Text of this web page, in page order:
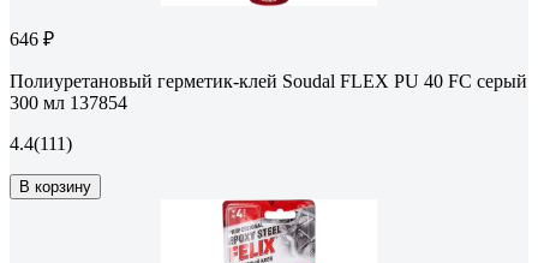
646 ₽
Полиуретановый герметик-клей Soudal FLEX PU 40 FC серый
300 мл 137854
4.4(111)
В корзину